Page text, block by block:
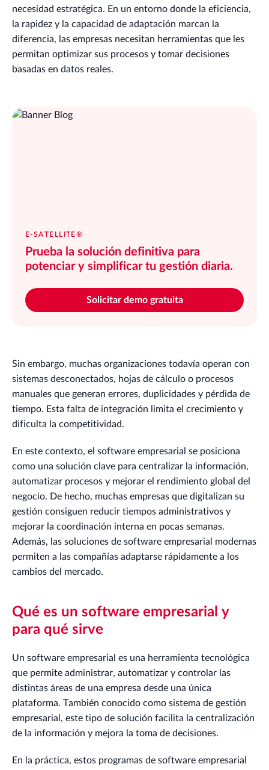
necesidad estratégica. En un entorno donde la eficiencia,
la rapidez y la capacidad de adaptación marcan la
diferencia, las empresas necesitan herramientas que les
permitan optimizar sus procesos y tomar decisiones
basadas en datos reales.
E-SATELLITE®
Prueba la solución definitiva para
potenciar y simplificar tu gestión diaria.
Solicitar demo gratuita
Sin embargo, muchas organizaciones todavía operan con
sistemas desconectados, hojas de cálculo o procesos
manuales que generan errores, duplicidades y pérdida de
tiempo. Esta falta de integración limita el crecimiento y
dificulta la competitividad.
En este contexto, el software empresarial se posiciona
como una solución clave para centralizar la información,
automatizar procesos y mejorar el rendimiento global del
negocio. De hecho, muchas empresas que digitalizan su
gestión consiguen reducir tiempos administrativos y
mejorar la coordinación interna en pocas semanas.
Además, las soluciones de software empresarial modernas
permiten a las compañías adaptarse rápidamente a los
cambios del mercado.
Qué es un software empresarial y
para qué sirve
Un software empresarial es una herramienta tecnológica
que permite administrar, automatizar y controlar las
distintas áreas de una empresa desde una única
plataforma. También conocido como sistema de gestión
empresarial, este tipo de solución facilita la centralización
de la información y mejora la toma de decisiones.
En la práctica, estos programas de software empresarial